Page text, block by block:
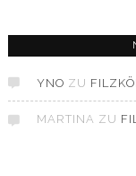
YNO ZU
MARTINA ZU